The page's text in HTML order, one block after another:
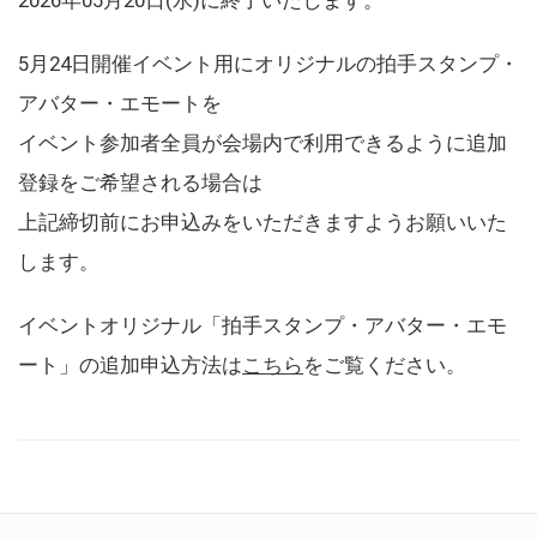
5月24日開催イベント用にオリジナルの拍手スタンプ・
アバター・エモートを
イベント参加者全員が会場内で利用できるように追加
登録をご希望される場合は
上記締切前にお申込みをいただきますようお願いいた
します。
イベントオリジナル「拍手スタンプ・アバター・エモ
ート」の追加申込方法はこちら をご覧ください。